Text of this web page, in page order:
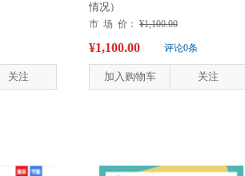
关注
情况）
市 场 价： ¥1,100.00
评论0条
¥1,100.00
加入购物车 关注